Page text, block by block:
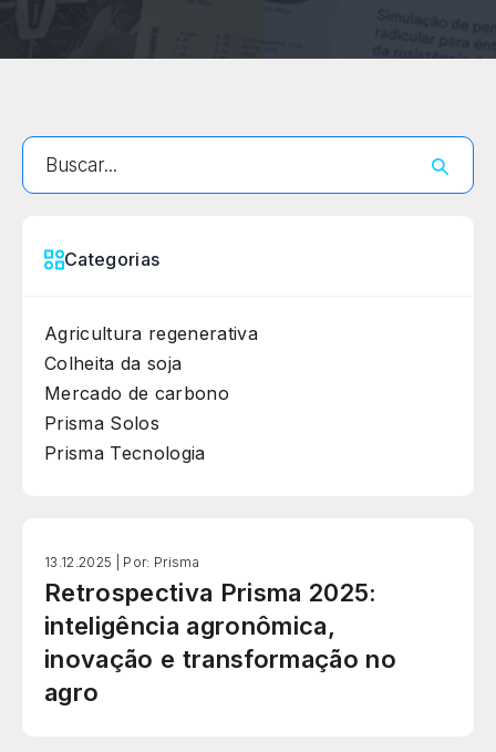
Categorias
Agricultura regenerativa
Colheita da soja
Mercado de carbono
Prisma Solos
Prisma Tecnologia
13.12.2025 | Por: Prisma
Retrospectiva Prisma 2025:
inteligência agronômica,
inovação e transformação no
agro